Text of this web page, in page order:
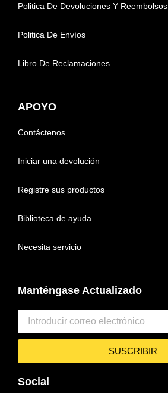
Politica De Devoluciones Y Reembolsos
Politica De Envíos
Libro De Reclamaciones
APOYO
Contáctenos
Iniciar una devolución
Registre sus productos
Biblioteca de ayuda
Necesita servicio
Manténgase Actualizado
SUSCRIBIR
Social